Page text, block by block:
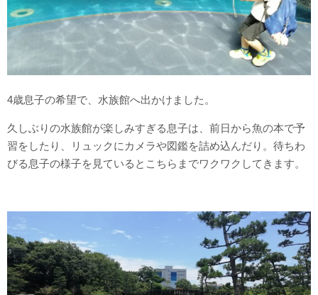
4歳息子の希望で、水族館へ出かけました。
久しぶりの水族館が楽しみすぎる息子は、前日から魚の本で予
習をしたり、リュックにカメラや図鑑を詰め込んだり。待ちわ
びる息子の様子を見ているとこちらまでワクワクしてきます。